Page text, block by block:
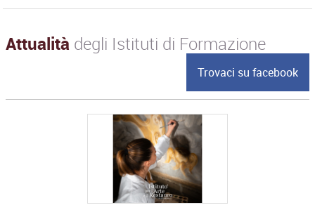
Attualità degli Istituti di Formazione
Trovaci su facebook